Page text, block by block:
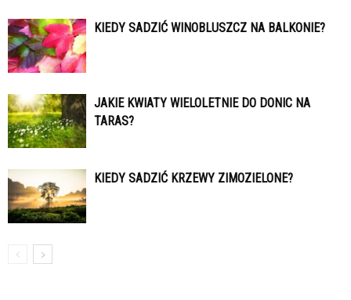
KIEDY SADZIĆ WINOBLUSZCZ NA BALKONIE?
JAKIE KWIATY WIELOLETNIE DO DONIC NA
TARAS?
KIEDY SADZIĆ KRZEWY ZIMOZIELONE?